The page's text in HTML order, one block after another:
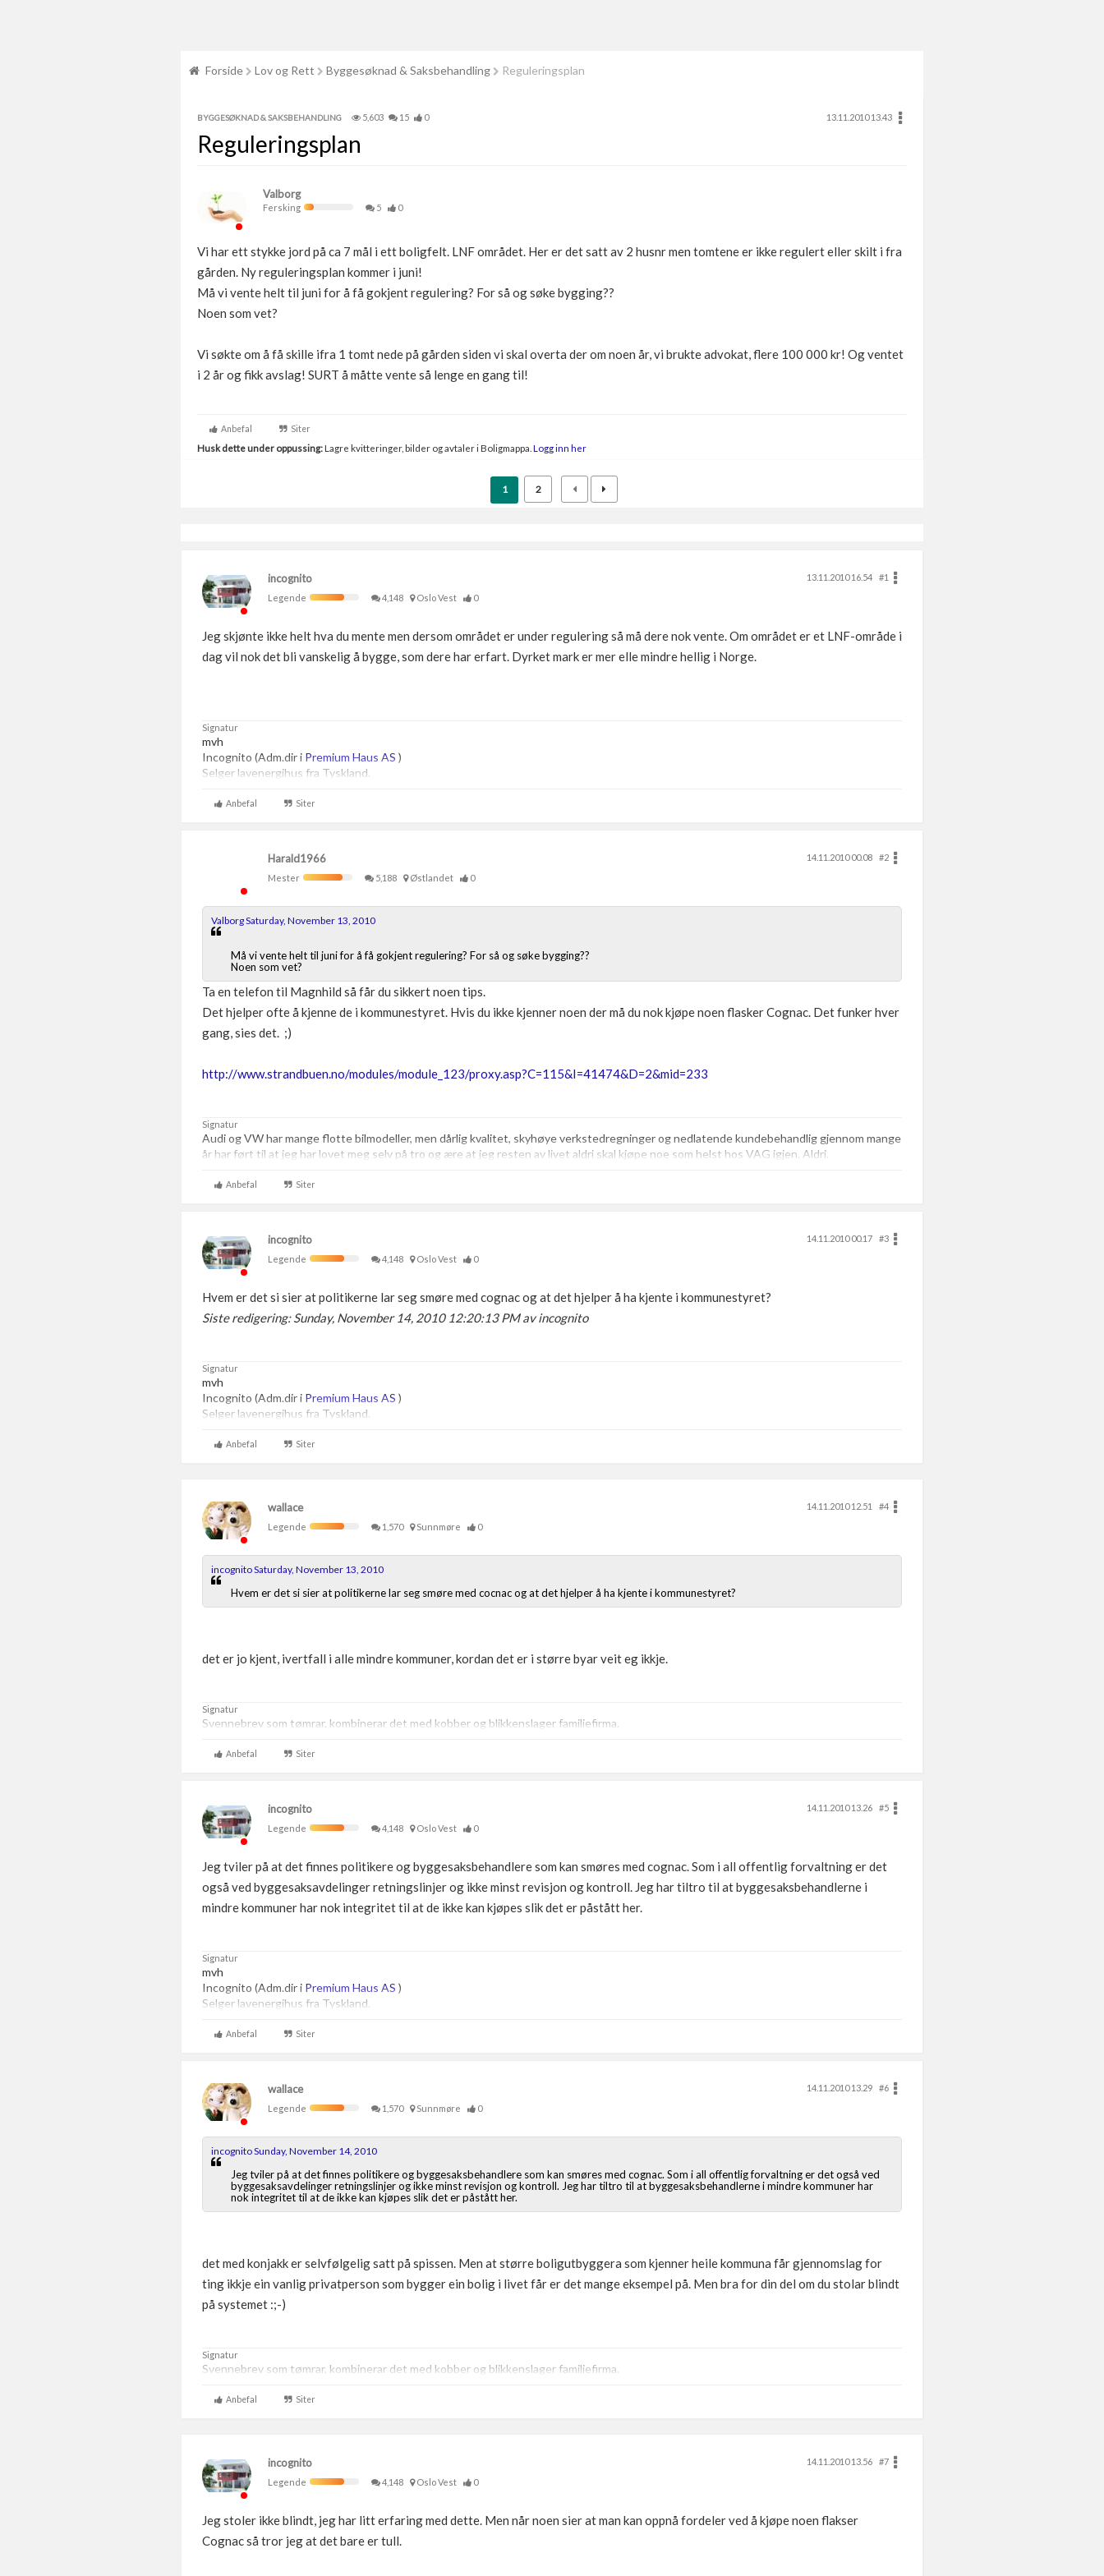
Forside Lov og Rett Byggesøknad & Saksbehandling Reguleringsplan
BYGGESØKNAD & SAKSBEHANDLING 5,603 15 0 13.11.2010 13.43
Reguleringsplan
Valborg
Fersking 5 0
Vi har ett stykke jord på ca 7 mål i ett boligfelt. LNF området. Her er det satt av 2 husnr men tomtene er ikke regulert eller skilt i fra
gården. Ny reguleringsplan kommer i juni!
Må vi vente helt til juni for å få gokjent regulering? For så og søke bygging??
Noen som vet?
Vi søkte om å få skille ifra 1 tomt nede på gården siden vi skal overta der om noen år, vi brukte advokat, flere 100 000 kr! Og ventet
i 2 år og fikk avslag! SURT å måtte vente så lenge en gang til!
Anbefal Siter
Husk dette under oppussing:Lagre kvitteringer, bilder og avtaler i Boligmappa. Logg inn her
1 2
incognito 13.11.2010 16.54
#1
Legende
4,148 Oslo Vest 0
Jeg skjønte ikke helt hva du mente men dersom området er under regulering så må dere nok vente. Om området er et LNF-område i
dag vil nok det bli vanskelig å bygge, som dere har erfart. Dyrket mark er mer elle mindre hellig i Norge.
Signatur
mvh
Incognito (Adm.dir i Premium Haus AS )
Selger lavenergihus fra Tyskland.
Anbefal Siter
Harald1966 14.11.2010 00.08
#2
Mester
5,188 Østlandet 0
Valborg Saturday, November 13, 2010
Må vi vente helt til juni for å få gokjent regulering? For så og søke bygging??
Noen som vet?
Ta en telefon til Magnhild så får du sikkert noen tips.
Det hjelper ofte å kjenne de i kommunestyret. Hvis du ikke kjenner noen der må du nok kjøpe noen flasker Cognac. Det funker hver
gang, sies det. ;)
http://www.strandbuen.no/modules/module_123/proxy.asp?C=115&I=41474&D=2&mid=233
Signatur
Audi og VW har mange flotte bilmodeller, men dårlig kvalitet, skyhøye verkstedregninger og nedlatende kundebehandlig gjennom mange
år har ført til at jeg har lovet meg selv på tro og ære at jeg resten av livet aldri skal kjøpe noe som helst hos VAG igjen. Aldri.
Anbefal Siter
incognito 14.11.2010 00.17
#3
Legende
4,148 Oslo Vest 0
Hvem er det si sier at politikerne lar seg smøre med cognac og at det hjelper å ha kjente i kommunestyret?
Siste redigering: Sunday, November 14, 2010 12:20:13 PM av incognito
Signatur
mvh
Incognito (Adm.dir i Premium Haus AS )
Selger lavenergihus fra Tyskland.
Anbefal Siter
wallace 14.11.2010 12.51
#4
Legende
1,570 Sunnmøre 0
incognito Saturday, November 13, 2010
Hvem er det si sier at politikerne lar seg smøre med cocnac og at det hjelper å ha kjente i kommunestyret?
det er jo kjent, ivertfall i alle mindre kommuner, kordan det er i større byar veit eg ikkje.
Signatur
Svennebrev som tømrar, kombinerar det med kobber og blikkenslager familiefirma.
Anbefal Siter
incognito 14.11.2010 13.26
#5
Legende
4,148 Oslo Vest 0
Jeg tviler på at det finnes politikere og byggesaksbehandlere som kan smøres med cognac. Som i all offentlig forvaltning er det
også ved byggesaksavdelinger retningslinjer og ikke minst revisjon og kontroll. Jeg har tiltro til at byggesaksbehandlerne i
mindre kommuner har nok integritet til at de ikke kan kjøpes slik det er påstått her.
Signatur
mvh
Incognito (Adm.dir i Premium Haus AS )
Selger lavenergihus fra Tyskland.
Anbefal Siter
wallace 14.11.2010 13.29
#6
Legende
1,570 Sunnmøre 0
incognito Sunday, November 14, 2010
Jeg tviler på at det finnes politikere og byggesaksbehandlere som kan smøres med cognac. Som i all offentlig forvaltning er det også ved
byggesaksavdelinger retningslinjer og ikke minst revisjon og kontroll. Jeg har tiltro til at byggesaksbehandlerne i mindre kommuner har
nok integritet til at de ikke kan kjøpes slik det er påstått her.
det med konjakk er selvfølgelig satt på spissen. Men at større boligutbyggera som kjenner heile kommuna får gjennomslag for
ting ikkje ein vanlig privatperson som bygger ein bolig i livet får er det mange eksempel på. Men bra for din del om du stolar blindt
på systemet :;-)
Signatur
Svennebrev som tømrar, kombinerar det med kobber og blikkenslager familiefirma.
Anbefal Siter
incognito 14.11.2010 13.56
#7
Legende
4,148 Oslo Vest 0
Jeg stoler ikke blindt, jeg har litt erfaring med dette. Men når noen sier at man kan oppnå fordeler ved å kjøpe noen flakser
Cognac så tror jeg at det bare er tull.